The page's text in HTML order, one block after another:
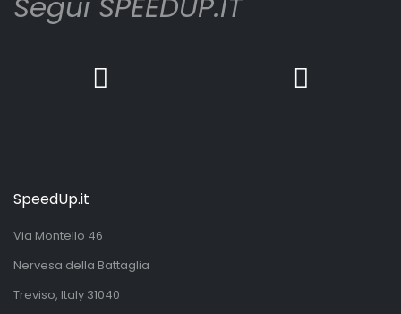
SpeedUp.it
Via Montello 46
Nervesa della Battaglia
Treviso, Italy 31040